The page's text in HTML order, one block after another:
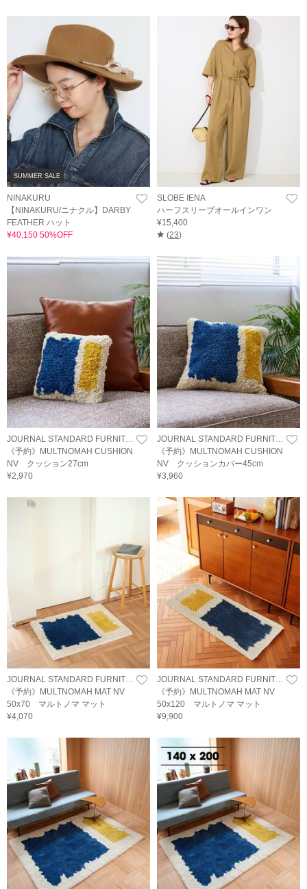
SUMMER SALE
NINAKURU
【NINAKURU/ニナクル】DARBY
FEATHER ハット
¥40,150 50%OFF
SLOBE IENA
ハーフスリーブオールインワン
¥15,400
(23)
《予約》MULTNOMAH CUSHION
NV クッション27cm
¥2,970
《予約》MULTNOMAH CUSHION
NV クッションカバー45cm
¥3,960
JOURNAL STANDARD FURNITURE
《予約》MULTNOMAH MAT NV
50x70 マルトノマ マット
¥4,070
JOURNAL STANDARD FURNITURE
《予約》MULTNOMAH MAT NV
50x120 マルトノマ マット
¥9,900